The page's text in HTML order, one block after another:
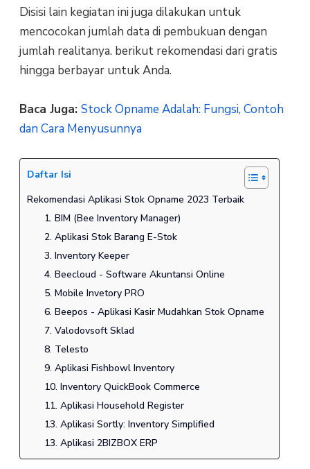
Disisi lain kegiatan ini juga dilakukan untuk
mencocokan jumlah data di pembukuan dengan
jumlah realitanya. berikut rekomendasi dari gratis
hingga berbayar untuk Anda.
Baca Juga: Stock Opname Adalah: Fungsi, Contoh
dan Cara Menyusunnya
Daftar Isi
Rekomendasi Aplikasi Stok Opname 2023 Terbaik
1. BIM (Bee Inventory Manager)
2. Aplikasi Stok Barang E-Stok
3. Inventory Keeper
4. Beecloud - Software Akuntansi Online
5. Mobile Invetory PRO
6. Beepos - Aplikasi Kasir Mudahkan Stok Opname
7. Valodovsoft Sklad
8. Telesto
9. Aplikasi Fishbowl Inventory
10. Inventory QuickBook Commerce
11. Aplikasi Household Register
13. Aplikasi Sortly: Inventory Simplified
13. Aplikasi 2BIZBOX ERP